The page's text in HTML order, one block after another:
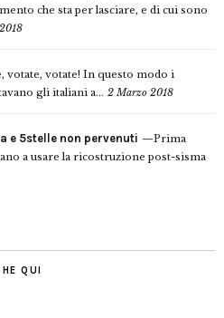
che sta per lasciare, e di cui sono
votate, votate! In questo modo i
gli italiani a... 2 Marzo 2018
e 5stelle non pervenuti
Prima
a usare la ricostruzione post-sisma
QUI